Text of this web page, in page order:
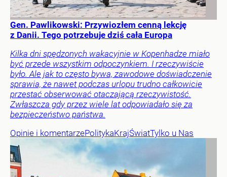
Gen. Pawlikowski: Przywiozłem cenną lekcję
z Danii. Tego potrzebuje dziś cała Europa
Kilka dni spędzonych wakacyjnie w Kopenhadze miało
być przede wszystkim odpoczynkiem. I rzeczywiście
było. Ale jak to często bywa, zawodowe doświadczenie
sprawia, że nawet podczas urlopu trudno całkowicie
przestać obserwować otaczającą rzeczywistość.
Zwłaszcza gdy przez wiele lat odpowiadało się za
bezpieczeństwo państwa.
Opinie i komentarzePolitykaKrajŚwiatTylko u Nas